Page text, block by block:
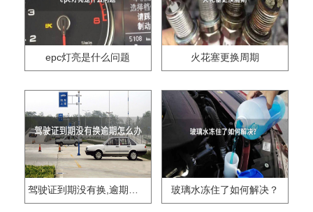
epc灯亮是什么问题 火花塞更换周期
驾驶证到期没有换,逾期怎么办?? 玻璃水冻住了如何解决？